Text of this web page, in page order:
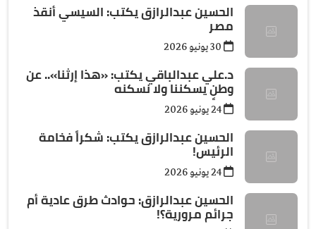
الحسين عبدالرازق يكتب: السيسي أنقذ
مصر
د.علي عبدالباقي يكتب: ​«هذا إرثنا».. عن
وطنٍ يسكننا ولا نسكنه
الحسين عبدالرازق يكتب: شكراً فخامة
الرئيس!
الحسين عبدالرازق: حوادث طرق عادية أم
جرائم مرورية؟!